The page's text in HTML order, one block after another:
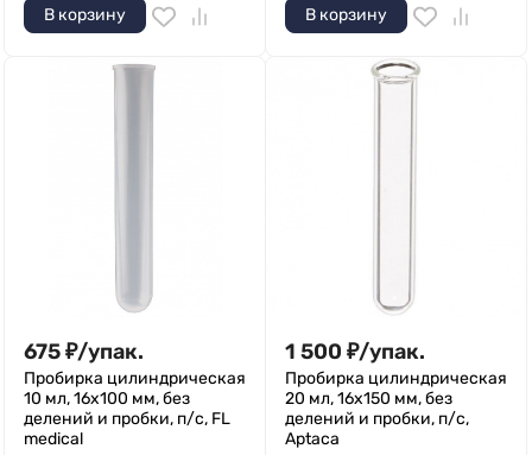
В корзину В корзину
675₽/упак.
Пробирка цилиндрическая
10 мл, 16х100 мм, без
делений и пробки, п/с, FL
medical
1 500 ₽/упак.
Пробирка цилиндрическая
20 мл, 16х150 мм, без
делений и пробки, п/с,
Aptaca